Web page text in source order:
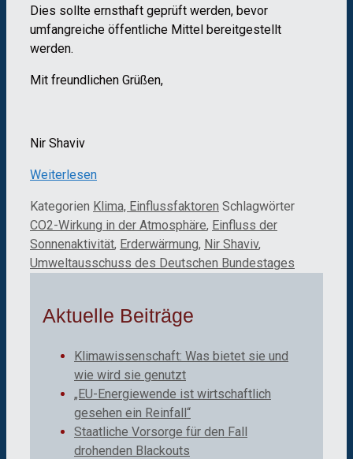
Dies sollte ernsthaft geprüft werden, bevor
umfangreiche öffentliche Mittel bereitgestellt
werden.
Mit freundlichen Grüßen,
Nir Shaviv
Weiterlesen
Kategorien Klima, Einflussfaktoren Schlagwörter
CO2-Wirkung in der Atmosphäre, Einfluss der
Sonnenaktivität, Erderwärmung, Nir Shaviv,
Umweltausschuss des Deutschen Bundestages
Aktuelle Beiträge
Klimawissenschaft: Was bietet sie und
wie wird sie genutzt
„EU-Energiewende ist wirtschaftlich
gesehen ein Reinfall“
Staatliche Vorsorge für den Fall
drohenden Blackouts